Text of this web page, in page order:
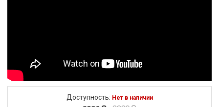
Доступность: Нет в наличии